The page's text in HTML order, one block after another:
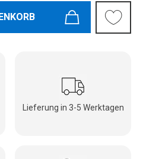
Lieferung in 3-5 Werktagen